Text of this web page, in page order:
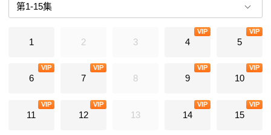
计拿到国民党潜伏特务名单却苦于无法送出，在去机场的路上他发现了翠
平并将名单交给她。二人从此分别，余则成继续执行潜伏任务......"
1 2 3 4
VIP
5
VIP
6
VIP
7
VIP
8 9
VIP
10
VIP
11
VIP
12
VIP
13 14
VIP
15
VIP